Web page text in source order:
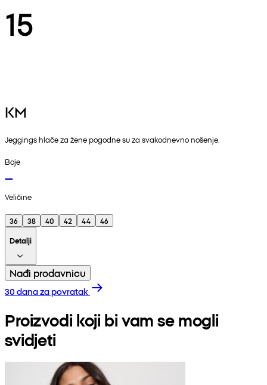
15
KM
Jeggings hlače za žene pogodne su za svakodnevno nošenje.
Boje
Veličine
36 38 40 42 44
46
Detalji
Nađi prodavnicu
30 dana za povratak
Proizvodi koji bi vam se mogli
svidjeti